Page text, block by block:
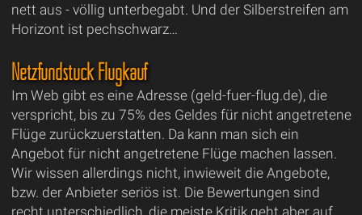
nett aus - völlig unterbegabt. Und der Silberstreifen am
Horizont ist pechschwarz…
Netzfundstück Flugkauf
Im Web gibt es eine Adresse (geld-fuer-flug.de), die
verspricht, bis zu 75% des Geldes für nicht angetretene
Flüge zurückzuerstatten. Da kann man sich ein
Angebot für nicht angetretene Flüge machen lassen.
Wir wissen allerdings nicht, inwieweit die Angebote,
bzw. der Anbieter seriös ist. Die Bewertungen sind
recht unterschiedlich, die meiste Kritik geht aber auf